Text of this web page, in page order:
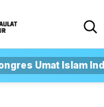
Umat Islam